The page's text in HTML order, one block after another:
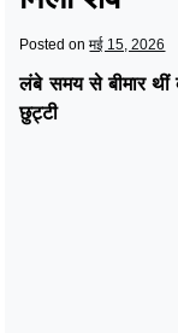
Posted onमई 15, 2026
लंबे समय से बीमार थीं
छुट्टी